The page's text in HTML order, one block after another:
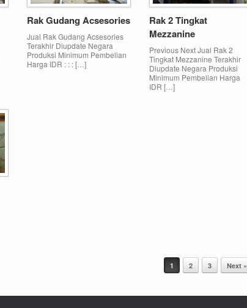
Rak Gudang Acsesories
Jual Rak Gudang Acsesories
Terakhir Diupdate Negara
Produksi Minimum Pembelian
Harga IDR : : : […]
Rak 2 Tingkat
Mezzanine
Previous Next Jual Rak 2
Tingkat Mezzanine Terakhir
Diupdate Negara Produksi
Minimum Pembelian Harga
IDR […]
1 2 3 Next »